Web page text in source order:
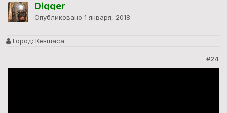
Digger
Опубликовано 1 января, 2018
Город: Кеншаса
#24